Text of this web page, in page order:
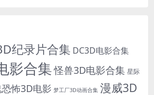
纪录片合集 DC3D电影合集
影合集怪兽3D电影合集 星际
怖3D电影 梦工厂3D动画合集 漫威3D